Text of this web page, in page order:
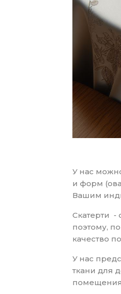
У нас
и форм
Вашим
Скатерти -
поэтому,
качество
У нас
ткани для